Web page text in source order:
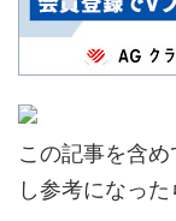
この記事を含
し参考になっ